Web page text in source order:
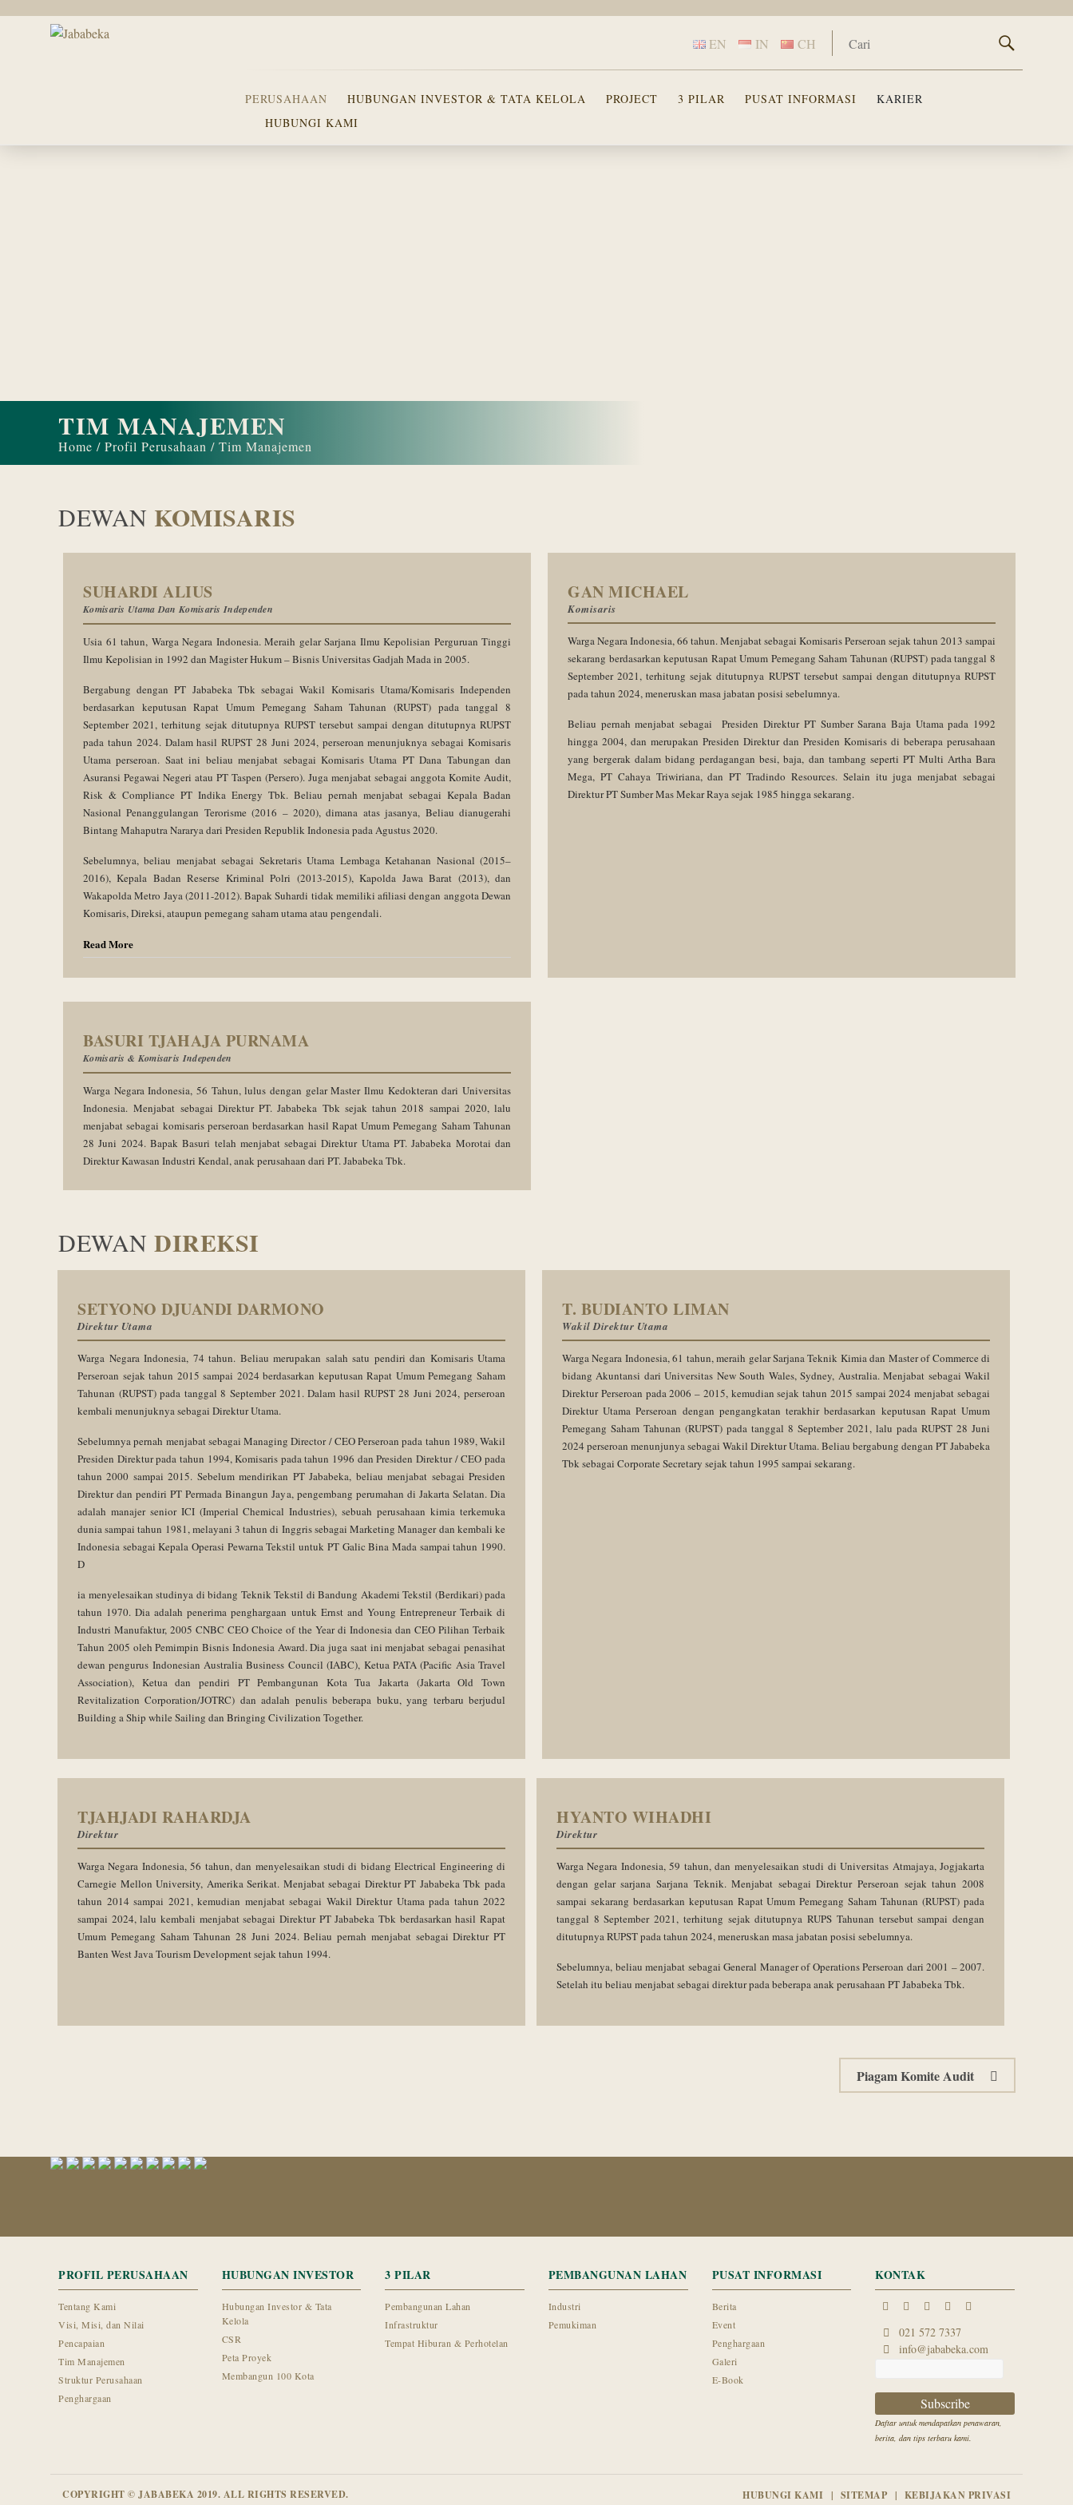
EN IN CH
PERUSAHAAN HUBUNGAN INVESTOR & TATA KELOLA PROJECT 3 PILAR PUSAT INFORMASI
KARIER
HUBUNGI KAMI
TIM MANAJEMEN
Home / Profil Perusahaan / Tim Manajemen
DEWAN KOMISARIS
SUHARDI ALIUS
Komisaris Utama Dan Komisaris Independen
Usia 61 tahun, Warga Negara Indonesia. Meraih gelar Sarjana Ilmu Kepolisian Perguruan Tinggi
Ilmu Kepolisian in 1992 dan Magister Hukum – Bisnis Universitas Gadjah Mada in 2005.
Bergabung dengan PT Jababeka Tbk sebagai Wakil Komisaris Utama/Komisaris Independen
berdasarkan keputusan Rapat Umum Pemegang Saham Tahunan (RUPST) pada tanggal 8
September 2021, terhitung sejak ditutupnya RUPST tersebut sampai dengan ditutupnya RUPST
pada tahun 2024. Dalam hasil RUPST 28 Juni 2024, perseroan menunjuknya sebagai Komisaris
Utama perseroan. Saat ini beliau menjabat sebagai Komisaris Utama PT Dana Tabungan dan
Asuransi Pegawai Negeri atau PT Taspen (Persero). Juga menjabat sebagai anggota Komite Audit,
Risk & Compliance PT Indika Energy Tbk. Beliau pernah menjabat sebagai Kepala Badan
Nasional Penanggulangan Terorisme (2016 – 2020), dimana atas jasanya, Beliau dianugerahi
Bintang Mahaputra Nararya dari Presiden Republik Indonesia pada Agustus 2020.
Sebelumnya, beliau menjabat sebagai Sekretaris Utama Lembaga Ketahanan Nasional (2015–
2016), Kepala Badan Reserse Kriminal Polri (2013-2015), Kapolda Jawa Barat (2013), dan
Wakapolda Metro Jaya (2011-2012). Bapak Suhardi tidak memiliki afiliasi dengan anggota Dewan
Komisaris, Direksi, ataupun pemegang saham utama atau pengendali.
Read More
GAN MICHAEL
Komisaris
Warga Negara Indonesia, 66 tahun. Menjabat sebagai Komisaris Perseroan sejak tahun 2013 sampai
sekarang berdasarkan keputusan Rapat Umum Pemegang Saham Tahunan (RUPST) pada tanggal 8
September 2021, terhitung sejak ditutupnya RUPST tersebut sampai dengan ditutupnya RUPST
pada tahun 2024, meneruskan masa jabatan posisi sebelumnya.
Beliau pernah menjabat sebagai Presiden Direktur PT Sumber Sarana Baja Utama pada 1992
hingga 2004, dan merupakan Presiden Direktur dan Presiden Komisaris di beberapa perusahaan
yang bergerak dalam bidang perdagangan besi, baja, dan tambang seperti PT Multi Artha Bara
Mega, PT Cahaya Triwiriana, dan PT Tradindo Resources. Selain itu juga menjabat sebagai
Direktur PT Sumber Mas Mekar Raya sejak 1985 hingga sekarang.
BASURI TJAHAJA PURNAMA
Komisaris & Komisaris Independen
Warga Negara Indonesia, 56 Tahun, lulus dengan gelar Master Ilmu Kedokteran dari Universitas
Indonesia.Menjabat sebagai Direktur PT. Jababeka Tbk sejak tahun 2018 sampai 2020, lalu
menjabat sebagai komisaris perseroan berdasarkan hasil Rapat Umum Pemegang Saham Tahunan
28 Juni 2024. Bapak Basuri telah menjabat sebagai Direktur Utama PT. Jababeka Morotai dan
Direktur Kawasan Industri Kendal, anak perusahaan dari PT. Jababeka Tbk.
DEWAN DIREKSI
SETYONO DJUANDI DARMONO
Direktur Utama
Warga Negara Indonesia, 74 tahun. Beliau merupakan salah satu pendiri dan Komisaris Utama
Perseroan sejak tahun 2015 sampai 2024 berdasarkan keputusan Rapat Umum Pemegang Saham
Tahunan (RUPST) pada tanggal 8 September 2021. Dalam hasil RUPST 28 Juni 2024, perseroan
kembali menunjuknya sebagai Direktur Utama.
Sebelumnya pernah menjabat sebagai Managing Director / CEO Perseroan pada tahun 1989, Wakil
Presiden Direktur pada tahun 1994, Komisaris pada tahun 1996 dan Presiden Direktur / CEO pada
tahun 2000 sampai 2015. Sebelum mendirikan PT Jababeka, beliau menjabat sebagai Presiden
Direktur dan pendiri PT Permada Binangun Jaya, pengembang perumahan di Jakarta Selatan. Dia
adalah manajer senior ICI (Imperial Chemical Industries), sebuah perusahaan kimia terkemuka
dunia sampai tahun 1981, melayani 3 tahun di Inggris sebagai Marketing Manager dan kembali ke
Indonesia sebagai Kepala Operasi Pewarna Tekstil untuk PT Galic Bina Mada sampai tahun 1990.
D
ia menyelesaikan studinya di bidang Teknik Tekstil di Bandung Akademi Tekstil (Berdikari) pada
tahun 1970. Dia adalah penerima penghargaan untuk Ernst and Young Entrepreneur Terbaik di
Industri Manufaktur, 2005 CNBC CEO Choice of the Year di Indonesia dan CEO Pilihan Terbaik
Tahun 2005 oleh Pemimpin Bisnis Indonesia Award. Dia juga saat ini menjabat sebagai penasihat
dewan pengurus Indonesian Australia Business Council (IABC), Ketua PATA (Pacific Asia Travel
Association), Ketua dan pendiri PT Pembangunan Kota Tua Jakarta (Jakarta Old Town
Revitalization Corporation/JOTRC) dan adalah penulis beberapa buku, yang terbaru berjudul
Building a Ship while Sailing dan Bringing Civilization Together.
T. BUDIANTO LIMAN
Wakil Direktur Utama
Warga Negara Indonesia, 61 tahun, meraih gelar Sarjana Teknik Kimia dan Master of Commerce di
bidang Akuntansi dari Universitas New South Wales, Sydney, Australia. Menjabat sebagai Wakil
Direktur Perseroan pada 2006 – 2015, kemudian sejak tahun 2015 sampai 2024 menjabat sebagai
Direktur Utama Perseroan dengan pengangkatan terakhir berdasarkan keputusan Rapat Umum
Pemegang Saham Tahunan (RUPST) pada tanggal 8 September 2021, lalu pada RUPST 28 Juni
2024 perseroan menunjunya sebagai Wakil Direktur Utama. Beliau bergabung dengan PT Jababeka
Tbk sebagai Corporate Secretary sejak tahun 1995 sampai sekarang.
TJAHJADI RAHARDJA
Direktur
Warga Negara Indonesia, 56 tahun, dan menyelesaikan studi di bidang Electrical Engineering di
Carnegie Mellon University, Amerika Serikat. Menjabat sebagai Direktur PT Jababeka Tbk pada
tahun 2014 sampai 2021, kemudian menjabat sebagai Wakil Direktur Utama pada tahun 2022
sampai 2024, lalu kembali menjabat sebagai Direktur PT Jababeka Tbk berdasarkan hasil Rapat
Umum Pemegang Saham Tahunan 28 Juni 2024. Beliau pernah menjabat sebagai Direktur PT
Banten West Java Tourism Development sejak tahun 1994.
HYANTO WIHADHI
Direktur
Warga Negara Indonesia, 59 tahun, dan menyelesaikan studi di Universitas Atmajaya, Jogjakarta
dengan gelar sarjana Sarjana Teknik. Menjabat sebagai Direktur Perseroan sejak tahun 2008
sampai sekarang berdasarkan keputusan Rapat Umum Pemegang Saham Tahunan (RUPST) pada
tanggal 8 September 2021, terhitung sejak ditutupnya RUPS Tahunan tersebut sampai dengan
ditutupnya RUPST pada tahun 2024, meneruskan masa jabatan posisi sebelumnya.
Sebelumnya, beliau menjabat sebagai General Manager of Operations Perseroan dari 2001 – 2007.
Setelah itu beliau menjabat sebagai direktur pada beberapa anak perusahaan PT Jababeka Tbk.
Piagam Komite Audit
PROFIL PERUSAHAAN
Tentang Kami
Visi, Misi, dan Nilai
Pencapaian
Tim Manajemen
Struktur Perusahaan
Penghargaan
HUBUNGAN INVESTOR
Hubungan Investor & Tata
Kelola
CSR
Peta Proyek
Membangun 100 Kota
3 PILAR
Pembangunan Lahan
Infrastruktur
Tempat Hiburan & Perhotelan
PEMBANGUNAN LAHAN
Industri
Pemukiman
PUSAT INFORMASI
Berita
Event
Penghargaan
Galeri
E-Book
KONTAK
021 572 7337
info@jababeka.com
Daftar untuk mendapatkan penawaran,
berita, dan tips terbaru kami.
COPYRIGHT © JABABEKA 2019. ALL RIGHTS RESERVED. HUBUNGI KAMI SITEMAP KEBIJAKAN PRIVASI